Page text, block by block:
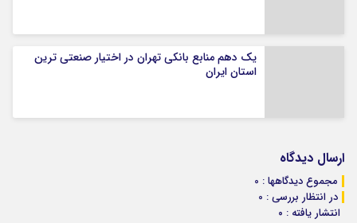
یک دهم منابع بانکی تهران در اختیار صنعتی ترین
استان ایران
ارسال دیدگاه
مجموع دیدگاهها : 0
در انتظار بررسی : 0
انتشار یافته : ۰